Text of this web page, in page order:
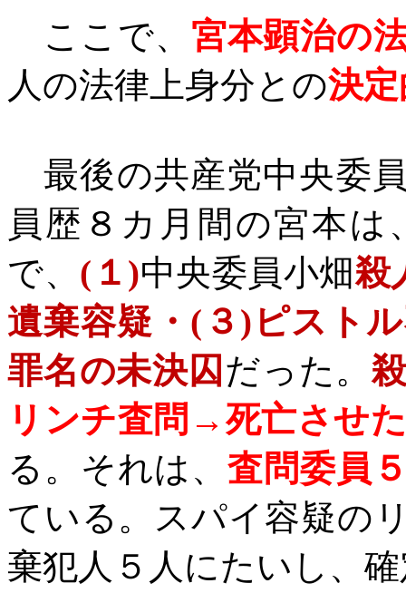
ここで、 宮本顕治の
人の法律上身分との決
最後の共産党中央委
員歴８カ月間の宮本は
で、 ( １ )中央委員小畑殺
遺棄容疑・ ( ３ ) ピスト
罪名の未決囚 だった。
リンチ査問→死亡させ
る。それは、査問委員
ている。スパイ容疑の
棄犯人５人にたいし、